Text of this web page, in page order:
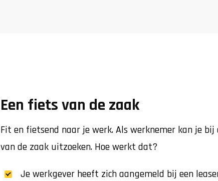
Een fiets van de zaak
Fit en fietsend naar je werk. Als werknemer kan je bij
van de zaak uitzoeken. Hoe werkt dat?
Je werkgever heeft zich aangemeld bij een